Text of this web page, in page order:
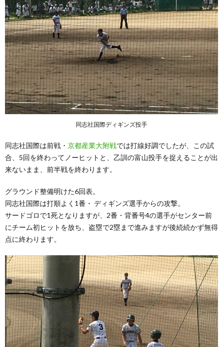
同志社国際ディギンズ投手
同志社国際は前戦・ 京都産業大附戦では打線好調でしたが、この試
合、5回を終わってノーヒットと、乙訓の富山投手を捉えることが出
来ないまま、前半戦を終わります。
グラウンド整備明けた6回表。
同志社国際は打順よく1番・ ディギンズ選手からの攻撃。
サードゴロで1死となりますが、2番・背番号4の選手がセンター前
にチーム初ヒットを放ち、盗塁で2塁まで進みますが後続続かず無得
点に終わります。